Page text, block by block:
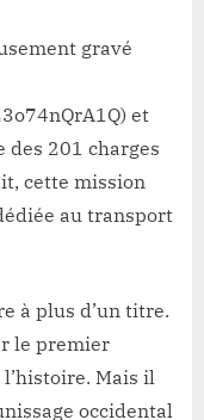
gravé
et
des 201 charges
cette mission
au transport
à plus d’un titre.
le premier
Mais il
occidental